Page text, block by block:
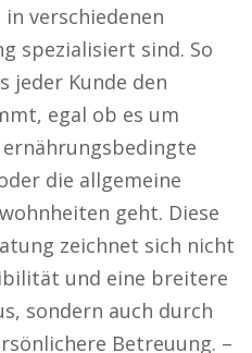
verschiedenen
spezialisiert sind. So
jeder Kunde den
egal ob es um
die allgemeine
geht. Diese
zeichnet sich nicht
und eine breitere
sondern auch durch
Betreuung. –